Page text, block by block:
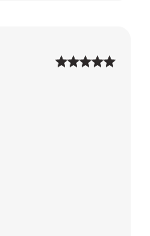
1 2 3 4 5
1 2 3 4 5